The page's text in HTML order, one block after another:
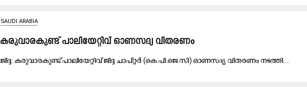
SAUDI ARABIA
ക​രു​വാ​ര​കു​ണ്ട് പാ​ലി​യേ​റ്റി​വ് ഓ​ണ​സ​ദ്യ വി​ത​ര​ണം
ജി​ദ്ദ: ക​രു​വാ​ര​കു​ണ്ട് പാ​ലി​യേ​റ്റി​വ് ജി​ദ്ദ ചാ​പ്റ്റ​ർ (കെ.​പി.​ജെ.​സി) ഓ​ണ​സ​ദ്യ വി​ത​ര​ണം ന​ട​ത്തി....